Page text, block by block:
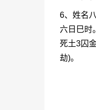
6、姓名
六日巳时
死土3囚
劫)。